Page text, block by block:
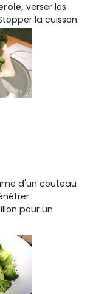
verser les
la cuisson.
d'un couteau
pour un